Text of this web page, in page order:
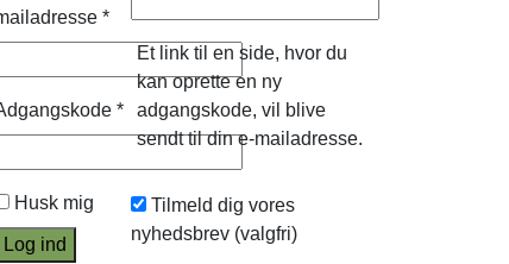
*
*
Husk mig
Log ind
Et link til en side, hvor du
kan oprette en ny
adgangskode, vil blive
sendt til din e-mailadresse.
Tilmeld dig vores
nyhedsbrev (valgfri)